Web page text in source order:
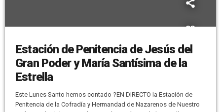
Estación de Penitencia de Jesús del
Gran Poder y María Santísima de la
Estrella
Este Lunes Santo hemos contado ?EN DIRECTO la Estación de
Penitencia de la Cofradía y Hermandad de Nazarenos de Nuestro